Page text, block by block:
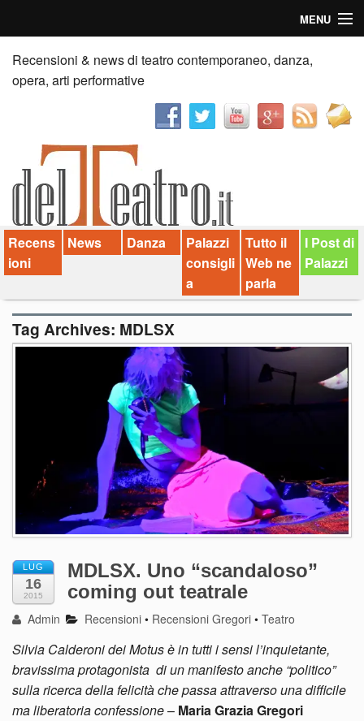
MENU
Home
Recensioni
News
Palazzi consiglia
Video
Chi siamo
Contatti
Recensioni & news di teatro contemporaneo, danza,
opera, arti performative
Recens
ioni
News Danza
Palazzi
consigli
a
Tutto il
Web ne
parla
I Post di
Palazzi
Tag Archives: MDLSX
LUG
16
2015
MDLSX. Uno “scandaloso”
coming out teatrale
Admin Recensioni • Recensioni Gregori •Teatro
Silvia Calderoni dei Motus è in tutti i sensi l’inquietante,
bravissima protagonista di un manifesto anche “politico”
sulla ricerca della felicità che passa attraverso una difficile
ma liberatoria confessione– Maria Grazia Gregori